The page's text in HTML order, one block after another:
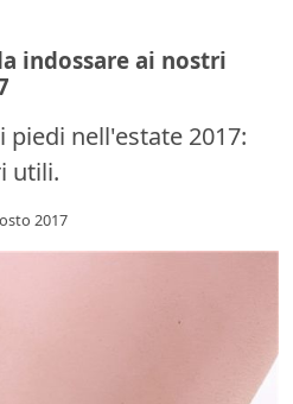
indossare ai nostri
nell'estate 2017:
utili.
2017